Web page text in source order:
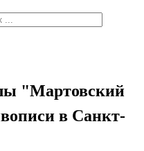
"Мартовский
в Санкт-